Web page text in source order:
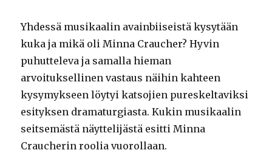
Yhdessä musikaalin avainbiiseistä kysytään
kuka ja mikä oli Minna Craucher? Hyvin
puhutteleva ja samalla hieman
arvoituksellinen vastaus näihin kahteen
kysymykseen löytyi katsojien pureskeltaviksi
esityksen dramaturgiasta. Kukin musikaalin
seitsemästä näyttelijästä esitti Minna
Craucherin roolia vuorollaan.